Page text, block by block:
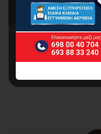
BORMANN Pro
Εργασίας Parma XXL